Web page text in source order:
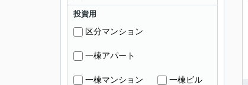
投資用
区分マンション
一棟アパート
一棟マンション 一棟ビル